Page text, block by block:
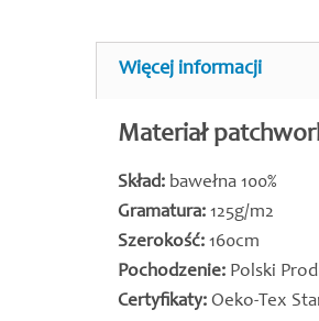
Więcej informacji
Materiał
Skład: bawełna 100%
Gramatura: 125g/m2
Szerokość: 160cm
Pochodzenie: Polski
Certyfikaty: Oeko-Tex